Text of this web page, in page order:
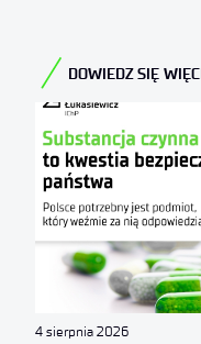
DOWIEDZ SIĘ
4 sierpnia 2026